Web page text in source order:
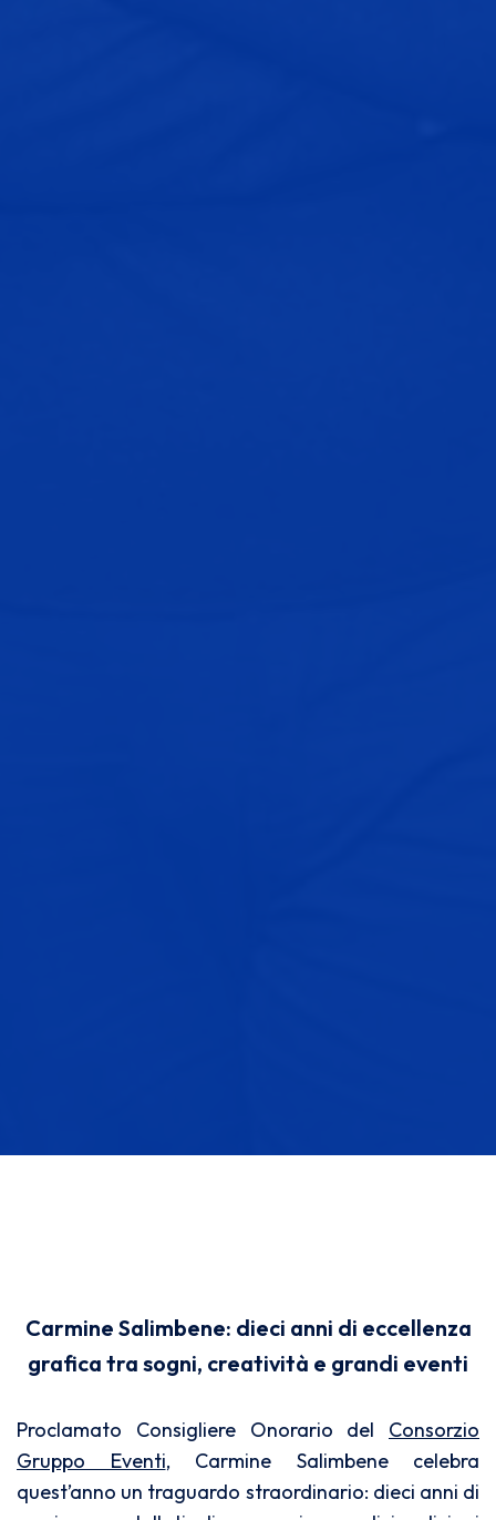
Carmine Salimbene: dieci anni di eccellenza
grafica tra sogni, creatività e grandi eventi
Proclamato Consigliere Onorario del Consorzio
Gruppo Eventi, Carmine Salimbene celebra
quest’anno un traguardo straordinario: dieci anni di